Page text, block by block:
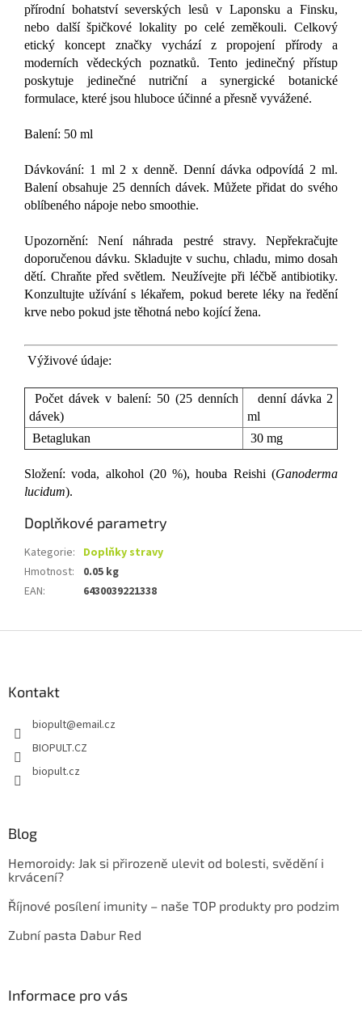
přírodní bohatství severských lesů v Laponsku a Finsku,
nebo další špičkové lokality po celé zeměkouli. Celkový
etický koncept značky vychází z propojení přírody a
moderních vědeckých poznatků. Tento jedinečný přístup
poskytuje jedinečné nutriční a synergické botanické
formulace, které jsou hluboce účinné a přesně vyvážené.
Balení: 50 ml
Dávkování: 1 ml 2 x denně. Denní dávka odpovídá 2 ml.
Balení obsahuje 25 denních dávek. Můžete přidat do svého
oblíbeného nápoje nebo smoothie.
Upozornění: Není náhrada pestré stravy. Nepřekračujte
doporučenou dávku. Skladujte v suchu, chladu, mimo dosah
dětí. Chraňte před světlem. Neužívejte při léčbě antibiotiky.
Konzultujte užívání s lékařem, pokud berete léky na ředění
krve nebo pokud jste těhotná nebo kojící žena.
Výživové údaje:
Počet dávek v balení: 50 (25 denních
dávek)
denní dávka 2
ml
Betaglukan
30 mg
Složení: voda, alkohol (20 %), houba Reishi (Ganoderma
lucidum).
Doplňkové parametry
Kategorie: Doplňky stravy
Hmotnost:
0.05 kg
EAN: 6430039221338
Kontakt
biopult@email.cz
BIOPULT.CZ
biopult.cz
Blog
Hemoroidy: Jak si přirozeně ulevit od bolesti, svědění i
krvácení?
Říjnové posílení imunity – naše TOP produkty pro podzim
Zubní pasta Dabur Red
Informace pro vás